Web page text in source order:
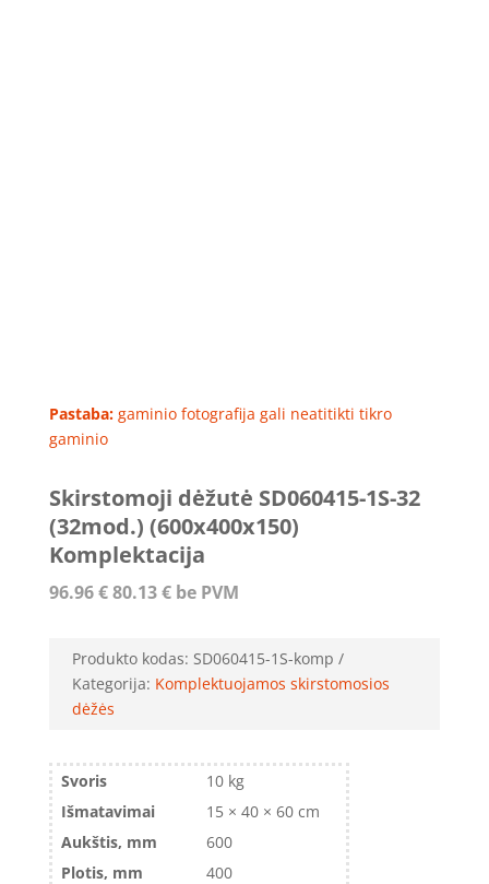
Pastaba:gaminio fotografija gali neatitikti tikro
gaminio
Skirstomoji dėžutė SD060415-1S-32
(32mod.) (600x400x150)
Komplektacija
96.96€80.13€be PVM
Produkto kodas: SD060415-1S-komp
Kategorija: Komplektuojamos skirstomosios
dėžės
Svoris
10 kg
Išmatavimai
15 × 40 × 60 cm
Aukštis, mm
600
Plotis, mm
400